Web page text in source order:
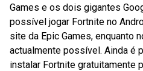
Games e os dois gigantes
possível jogar Fortnite no
site da Epic Games, enquanto
actualmente possível. Ainda é
instalar Fortnite gratuitamente